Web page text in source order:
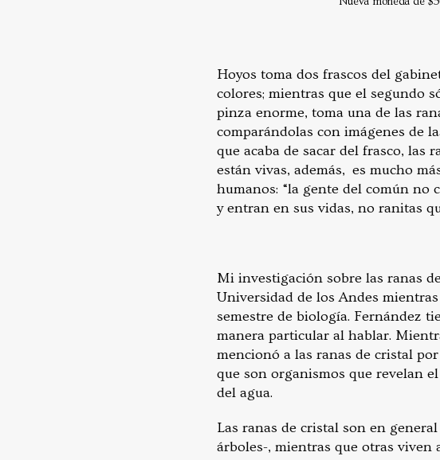
Hoyos toma dos frascos del
colores; mientras que el segundo
pinza enorme, toma una de las
comparándolas con imágenes de
que acaba de sacar del frasco, las
están vivas, además, es mucho
humanos: “la gente del común no
y entran en sus vidas, no ranitas
Mi investigación sobre las ranas
Universidad de los Andes
semestre de biología. Fernández
manera particular al hablar.
mencionó a las ranas de cristal
que son organismos que revelan
del agua.
Las ranas de cristal son en
árboles-, mientras que otras viven